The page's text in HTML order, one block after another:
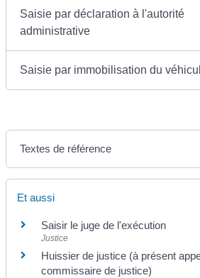
Saisie par déclaration à l'autorité
administrative
Saisie par immobilisation du
Textes de référence
Et aussi
Saisir le juge de l'exécution
Justice
Huissier de justice (à présent
commissaire de justice)